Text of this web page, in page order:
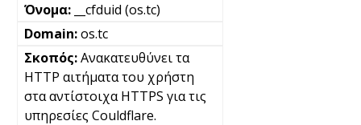
__cfduid (os.tc)
os.tc
Ανακατευθύνει τα
HTTP αιτήματα του χρήστη
στα αντίστοιχα HTTPS για τις
υπηρεσίες Couldflare.